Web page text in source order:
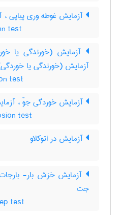
آزمایش غوطه وری پیاپی
test
آزمایش (خورندگی یا
آزمایش (خورندگی یا
test
آزمایش خوردگی جوّ ،
test
آزمایش در اتوکلاو
آزمایش خزش بار-
جت
test